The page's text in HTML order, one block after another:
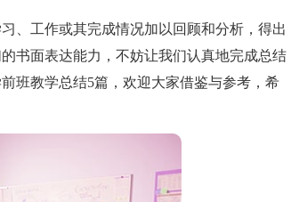
工作或其完成情况加以回顾和分析，得出
书面表达能力，不妨让我们认真地完成总结
班教学总结5篇，欢迎大家借鉴与参考，希